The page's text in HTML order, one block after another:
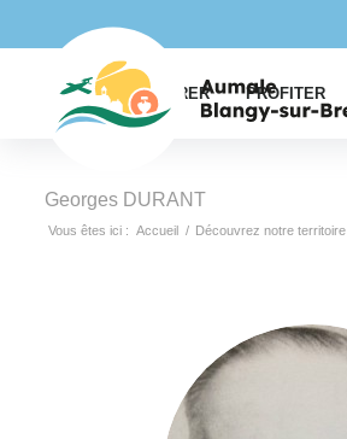
EXPLORER PROFITER
Georges DURANT
Vous êtes ici : Accueil / Découvrez notre territoire